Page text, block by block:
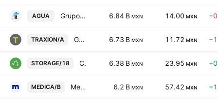
AGUA Grupo Rotoplas SAB de CV 6.84 B MXN 14.00 MXN
TRAXION/A Grupo Traxion SAB de CV Class A 6.73 B MXN 11.72 MXN
STORAGE/18 CIBanco SA Institucion de Banca Multiple 6.38 B MXN 23.95 MXN
MEDICA/B Medica Sur SA de CV Class B 6.2 B MXN 57.42 MXN